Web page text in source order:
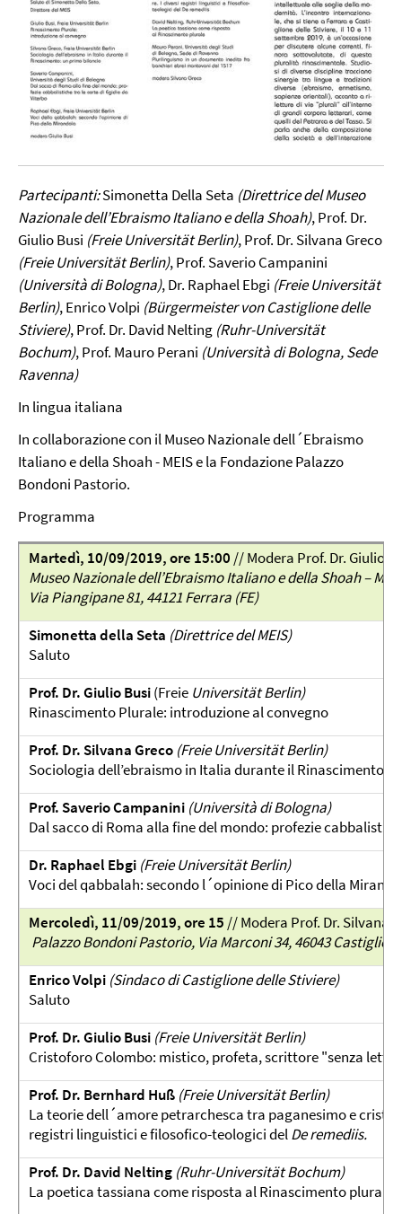
Partecipanti:Simonetta Della Seta (Direttrice del Museo
Nazionale dell’Ebraismo Italiano e della Shoah), Prof. Dr.
Giulio Busi (Freie Universität Berlin), Prof. Dr. Silvana Greco
(Freie Universität Berlin), Prof. Saverio Campanini
(Università di Bologna), Dr. Raphael Ebgi (Freie Universität
Berlin), Enrico Volpi (Bürgermeister von Castiglione delle
Stiviere), Prof. Dr. David Nelting (Ruhr-Universität
Bochum), Prof. Mauro Perani (Università di Bologna, Sede
Ravenna)
In lingua italiana
In collaborazione con il Museo Nazionale dell´Ebraismo
Italiano e della Shoah - MEIS e la Fondazione Palazzo
Bondoni Pastorio.
Programma
Martedì, 10/09/2019, ore 15:00 // Modera Prof. Dr. Giulio
Museo Nazionale dell’Ebraismo Italiano e della Shoah –
Via Piangipane 81, 44121 Ferrara (FE)
Simonetta della Seta (Direttrice del MEIS)
Saluto
Prof. Dr. Giulio Busi(Freie Universität Berlin)
Rinascimento Plurale: introduzione al convegno
Prof. Dr. Silvana Greco (Freie Universität Berlin)
Sociologia dell’ebraismo in Italia durante il Rinascimento:
Prof. Saverio Campanini (Università di Bologna)
Dal sacco di Roma alla fine del mondo: profezie
Dr. Raphael Ebgi (Freie Universität Berlin)
Voci del qabbalah: secondo l´opinione di Pico della
Mercoledì, 11/09/2019, ore 15 // Modera Prof. Dr. Silvana
Palazzo Bondoni Pastorio, Via Marconi 34, 46043
Enrico Volpi (Sindaco di Castiglione delle Stiviere)
Saluto
Prof. Dr. Giulio Busi (Freie Universität Berlin)
Cristoforo Colombo: mistico, profeta, scrittore "senza
Prof. Dr. Bernhard Huß (Freie Universität Berlin)
La teorie dell´amore petrarchesca tra paganesimo e
registri linguistici e filosofico-teologici delDe remediis.
Prof. Dr. David Nelting (Ruhr-Universität Bochum)
La poetica tassiana come risposta al Rinascimento plurale